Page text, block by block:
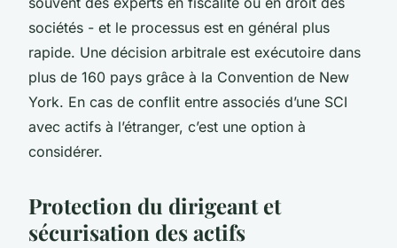
sociétés - et le processus est en général plus
rapide. Une décision arbitrale est exécutoire dans
plus de 160 pays grâce à la Convention de New
York. En cas de conflit entre associés d’une SCI
avec actifs à l’étranger, c’est une option à
considérer.
Protection du dirigeant et
sécurisation des actifs